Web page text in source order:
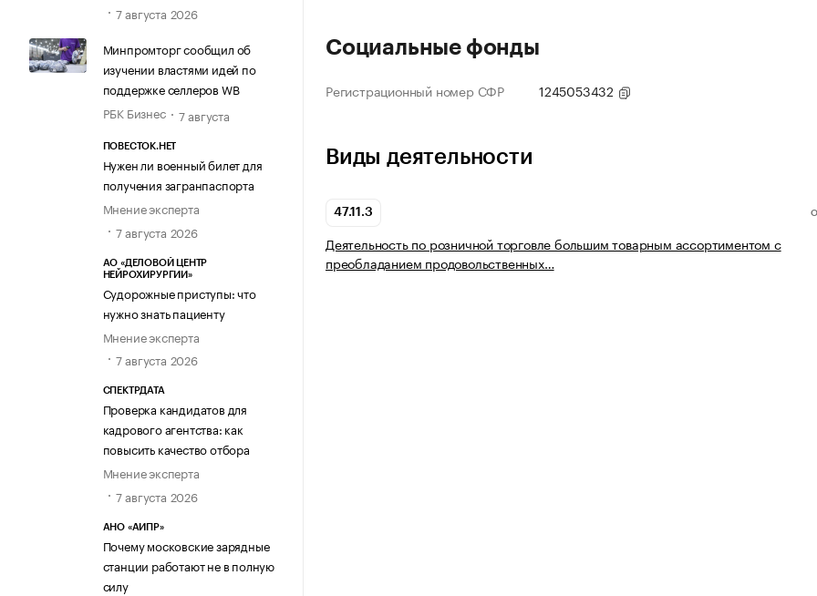
7 августа 2026
Минпромторг сообщил об
изучении властями идей по
поддержке селлеров WB
РБК Бизнес
7 августа
ПОВЕСТОК.НЕТ
Нужен ли военный билет для
получения загранпаспорта
Мнение эксперта
7 августа 2026
АО «ДЕЛОВОЙ ЦЕНТР
НЕЙРОХИРУРГИИ»
Судорожные приступы: что
нужно знать пациенту
Мнение эксперта
7 августа 2026
СПЕКТРДАТА
Проверка кандидатов для
кадрового агентства: как
повысить качество отбора
Мнение эксперта
7 августа 2026
АНО «АИПР»
Почему московские зарядные
станции работают не в полную
силу
Социальные фонды
Регистрационный номер СФР 1245053432
Виды деятельности
47.11.3
Деятельность по розничной торговле большим товарным ассортиментом с
преобладанием продовольственных…